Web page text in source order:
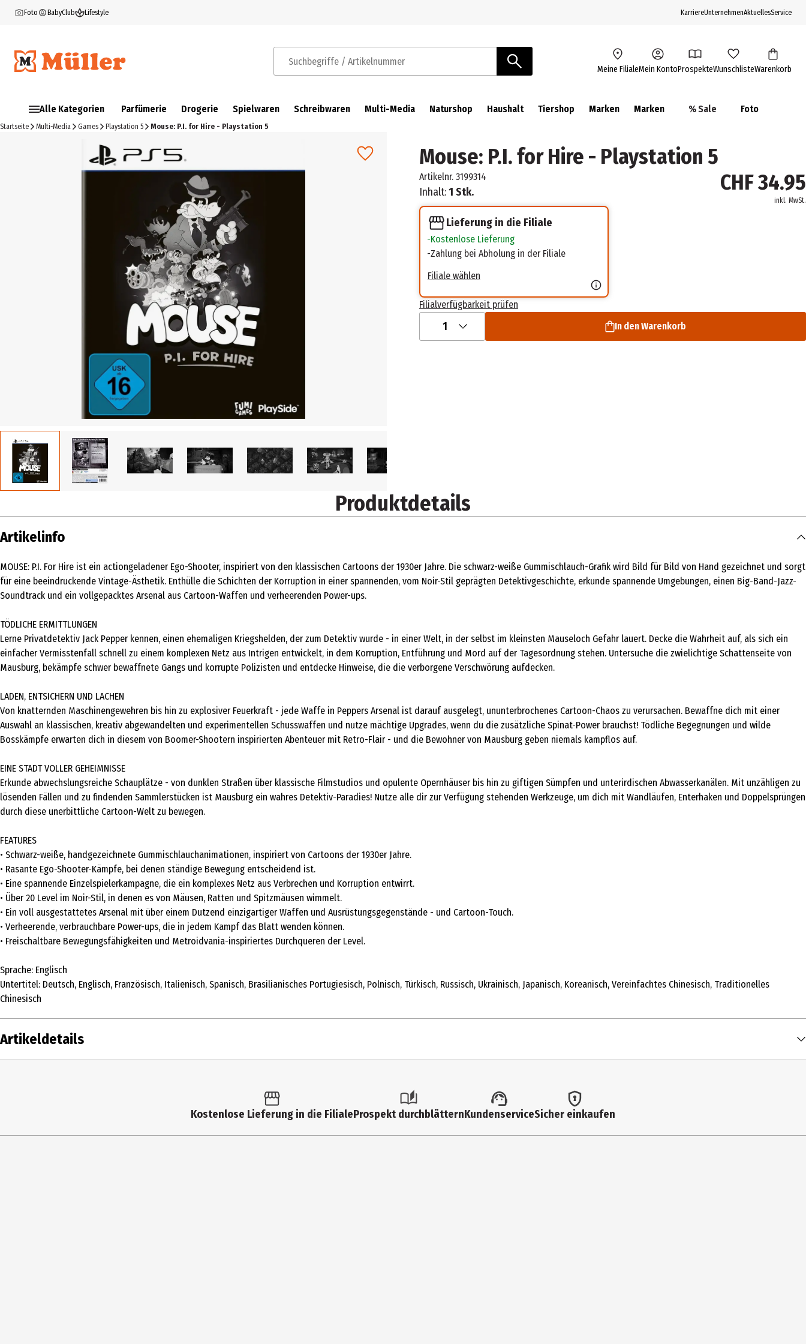
Foto BabyClub Lifestyle KarriereUnternehmenAktuellesService
Suchbegriffe / Artikelnummer Meine FilialeMein KontoProspekteWunschlisteWarenkorb
Alle Kategorien Parfümerie Drogerie Spielwaren Schreibwaren Multi-Media Naturshop Haushalt Tiershop Marken Marken % Sale Foto
Startseite Multi-Media Games Playstation 5 Mouse: P.I. for Hire - Playstation 5
Mouse: P.I. for Hire - Playstation 5
Artikelnr. 3199314
Inhalt:1 Stk. CHF 34.95
inkl. MwSt.
Lieferung in die Filiale
Kostenlose Lieferung
Zahlung bei Abholung in der Filiale
Filiale wählen
Filialverfügbarkeit prüfen
1 In den Warenkorb
Produktdetails
Artikelinfo
MOUSE: P.I. For Hire ist ein actiongeladener Ego-Shooter, inspiriert von den klassischen Cartoons der 1930er Jahre. Die schwarz-weiße Gummischlauch-Grafik wird Bild für Bild von Hand gezeichnet und sorgt
für eine beeindruckende Vintage-Ästhetik. Enthülle die Schichten der Korruption in einer spannenden, vom Noir-Stil geprägten Detektivgeschichte, erkunde spannende Umgebungen, einen Big-Band-Jazz-
Soundtrack und ein vollgepacktes Arsenal aus Cartoon-Waffen und verheerenden Power-ups.
TÖDLICHE ERMITTLUNGEN
Lerne Privatdetektiv Jack Pepper kennen, einen ehemaligen Kriegshelden, der zum Detektiv wurde - in einer Welt, in der selbst im kleinsten Mauseloch Gefahr lauert. Decke die Wahrheit auf, als sich ein
einfacher Vermisstenfall schnell zu einem komplexen Netz aus Intrigen entwickelt, in dem Korruption, Entführung und Mord auf der Tagesordnung stehen. Untersuche die zwielichtige Schattenseite von
Mausburg, bekämpfe schwer bewaffnete Gangs und korrupte Polizisten und entdecke Hinweise, die die verborgene Verschwörung aufdecken.
LADEN, ENTSICHERN UND LACHEN
Von knatternden Maschinengewehren bis hin zu explosiver Feuerkraft - jede Waffe in Peppers Arsenal ist darauf ausgelegt, ununterbrochenes Cartoon-Chaos zu verursachen. Bewaffne dich mit einer
Auswahl an klassischen, kreativ abgewandelten und experimentellen Schusswaffen und nutze mächtige Upgrades, wenn du die zusätzliche Spinat-Power brauchst! Tödliche Begegnungen und wilde
Bosskämpfe erwarten dich in diesem von Boomer-Shootern inspirierten Abenteuer mit Retro-Flair - und die Bewohner von Mausburg geben niemals kampflos auf.
EINE STADT VOLLER GEHEIMNISSE
Erkunde abwechslungsreiche Schauplätze - von dunklen Straßen über klassische Filmstudios und opulente Opernhäuser bis hin zu giftigen Sümpfen und unterirdischen Abwasserkanälen. Mit unzähligen zu
lösenden Fällen und zu findenden Sammlerstücken ist Mausburg ein wahres Detektiv-Paradies! Nutze alle dir zur Verfügung stehenden Werkzeuge, um dich mit Wandläufen, Enterhaken und Doppelsprüngen
durch diese unerbittliche Cartoon-Welt zu bewegen.
FEATURES
• Schwarz-weiße, handgezeichnete Gummischlauchanimationen, inspiriert von Cartoons der 1930er Jahre.
• Rasante Ego-Shooter-Kämpfe, bei denen ständige Bewegung entscheidend ist.
• Eine spannende Einzelspielerkampagne, die ein komplexes Netz aus Verbrechen und Korruption entwirrt.
• Über 20 Level im Noir-Stil, in denen es von Mäusen, Ratten und Spitzmäusen wimmelt.
• Ein voll ausgestattetes Arsenal mit über einem Dutzend einzigartiger Waffen und Ausrüstungsgegenstände - und Cartoon-Touch.
• Verheerende, verbrauchbare Power-ups, die in jedem Kampf das Blatt wenden können.
• Freischaltbare Bewegungsfähigkeiten und Metroidvania-inspiriertes Durchqueren der Level.
Sprache: Englisch
Untertitel: Deutsch, Englisch, Französisch, Italienisch, Spanisch, Brasilianisches Portugiesisch, Polnisch, Türkisch, Russisch, Ukrainisch, Japanisch, Koreanisch, Vereinfachtes Chinesisch, Traditionelles
Chinesisch
Artikeldetails
Kostenlose Lieferung in die FilialeProspekt durchblätternKundenserviceSicher einkaufen